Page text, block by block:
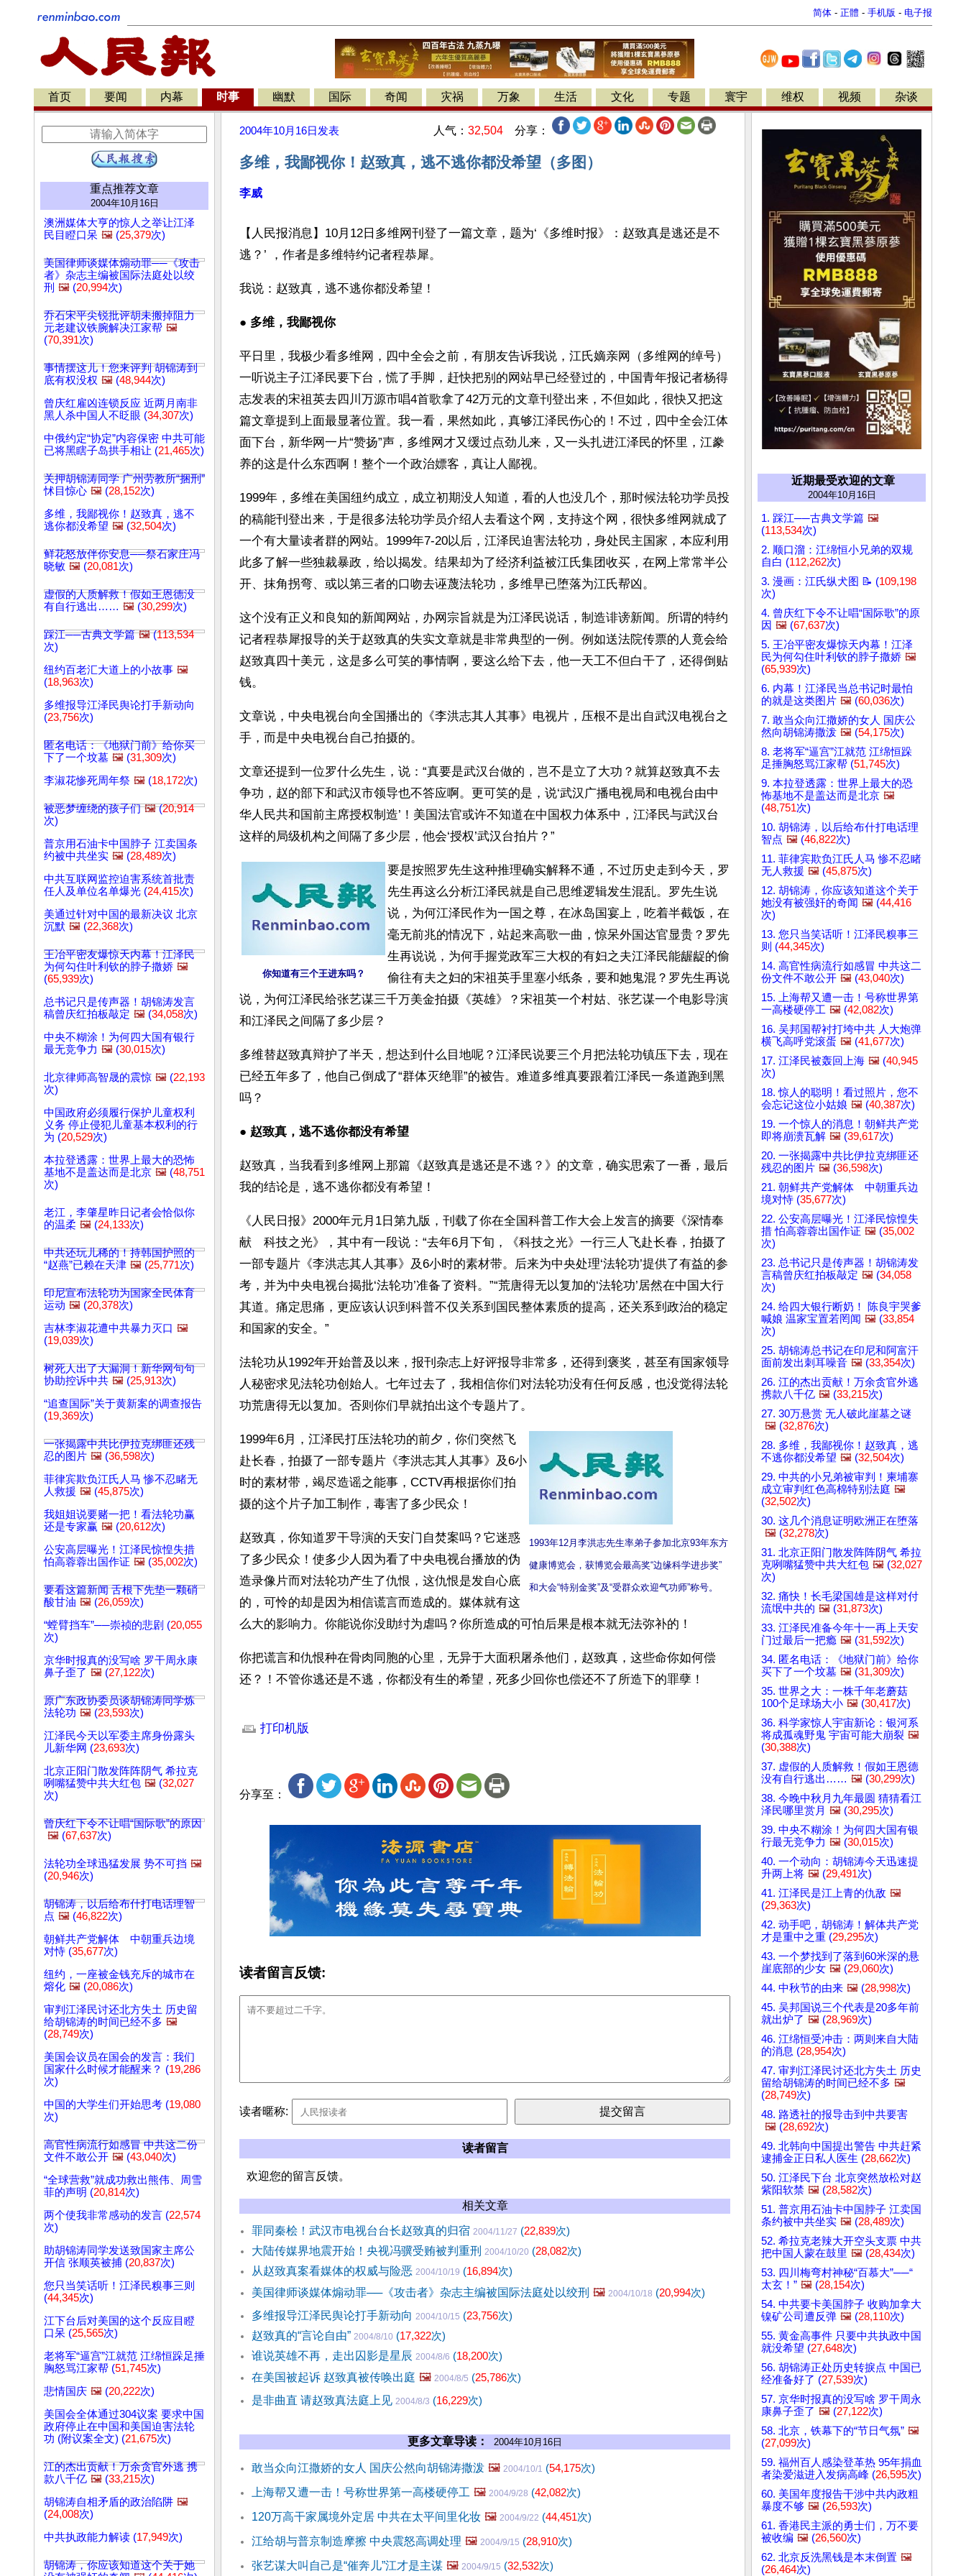
简体 - 正體 - 手机版 - 电子报
首页 要闻 内幕 时事 幽默 国际 奇闻 灾祸 万象 生活 文化 专题 寰宇 维权 视频 杂谈
重点推荐文章
2004年10月16日
澳洲媒体大亨的惊人之举让江泽
民目瞪口呆 🖼️ (25,379次)
美国律师谈媒体煽动罪──《攻击
者》杂志主编被国际法庭处以绞
刑 🖼️ (20,994次)
乔石宋平尖锐批评胡未搬掉阻力
元老建议铁腕解决江家帮 🖼️
(70,391次)
事情摆这儿！您来评判 胡锦涛到
底有权没权 🖼️ (48,944次)
曾庆红雇凶连锁反应 近两月南非
黑人杀中国人不眨眼 (34,307次)
中俄约定“协定”内容保密 中共可能
已将黑瞎子岛拱手相让 (21,465次)
关押胡锦涛同学 广州劳教所“捆刑”
怵目惊心 🖼️ (28,152次)
多维，我鄙视你！赵致真，逃不
逃你都没希望 🖼️ (32,504次)
鲜花怒放伴你安息──祭石家庄冯
晓敏 🖼️ (20,081次)
虚假的人质解救！假如王恩德没
有自行逃出…… 🖼️ (30,299次)
踩江──古典文学篇 🖼️(113,534
次)
纽约百老汇大道上的小故事 🖼️
(18,963次)
多维报导江泽民舆论打手新动向
(23,756次)
匿名电话：《地狱门前》给你买
下了一个坟墓 🖼️ (31,309次)
李淑花惨死周年祭 🖼️ (18,172次)
被恶梦缠绕的孩子们 🖼️(20,914
次)
普京用石油卡中国脖子 江卖国条
约被中共坐实 🖼️ (28,489次)
中共互联网监控迫害系统首批责
任人及单位名单爆光 (24,415次)
美通过针对中国的最新决议 北京
沉默 🖼️ (22,368次)
王冶平密友爆惊天内幕！江泽民
为何勾住叶利钦的脖子撒娇 🖼️
(65,939次)
总书记只是传声器！胡锦涛发言
稿曾庆红拍板敲定 🖼️ (34,058次)
中央不糊涂！为何四大国有银行
最无竞争力 🖼️ (30,015次)
北京律师高智晟的震惊 🖼️ (22,193
次)
中国政府必须履行保护儿童权利
义务 停止侵犯儿童基本权利的行
为 (20,529次)
本拉登透露：世界上最大的恐怖
基地不是盖达而是北京 🖼️ (48,751
次)
老江，李肇星昨日记者会恰似你
的温柔 🖼️ (24,133次)
中共还玩儿稀的！持韩国护照的
“赵燕”已赖在天津 🖼️ (25,771次)
印尼宣布法轮功为国家全民体育
运动 🖼️ (20,378次)
吉林李淑花遭中共暴力灭口 🖼️
(19,039次)
树死人出了大漏洞！新华网句句
协助控诉中共 🖼️ (25,913次)
“追查国际”关于黄新案的调查报告
(19,369次)
一张揭露中共比伊拉克绑匪还残
忍的图片 🖼️ (36,598次)
菲律宾欺负江氏人马 惨不忍睹无
人救援 🖼️ (45,875次)
我姐姐说要赌一把！看法轮功赢
还是专家赢 🖼️ (20,612次)
公安高层曝光！江泽民惊惶失措
怕高蓉蓉出国作证 🖼️ (35,002次)
要看这篇新闻 舌根下先垫一颗硝
酸甘油 🖼️ (26,059次)
“螳臂挡车”──崇祯的悲剧 (20,055
次)
京华时报真的没写啥 罗干周永康
鼻子歪了 🖼️ (27,122次)
原广东政协委员谈胡锦涛同学炼
法轮功 🖼️ (23,593次)
江泽民今天以军委主席身份露头
儿新华网 (23,693次)
北京正阳门散发阵阵阴气 希拉克
咧嘴猛赞中共大红包 🖼️ (32,027
次)
曾庆红下令不让唱“国际歌”的原因
🖼️ (67,637次)
法轮功全球迅猛发展 势不可挡 🖼️
(20,946次)
胡锦涛，以后给布什打电话理智
点 🖼️ (46,822次)
朝鲜共产党解体 中朝重兵边境
对恃 (35,677次)
纽约，一座被金钱充斥的城市在
熔化 🖼️ (20,086次)
审判江泽民讨还北方失土 历史留
给胡锦涛的时间已经不多 🖼️
(28,749次)
美国会议员在国会的发言：我们
国家什么时候才能醒来？ (19,286
次)
中国的大学生们开始思考 (19,080
次)
高官性病流行如感冒 中共这二份
文件不敢公开 🖼️ (43,040次)
“全球营救”就成功救出熊伟、周雪
菲的声明 (20,814次)
两个使我非常感动的发言 (22,574
次)
助胡锦涛同学发送致国家主席公
开信 张顺英被捕 (20,837次)
您只当笑话听！江泽民糗事三则
(44,345次)
江下台后对美国的这个反应目瞪
口呆 (25,565次)
老将军“逼宫”江就范 江绵恒跺足捶
胸怒骂江家帮 (51,745次)
悲情国庆 🖼️ (20,222次)
美国会全体通过304议案 要求中国
政府停止在中国和美国迫害法轮
功 (附议案全文) (21,675次)
江的杰出贡献！万余贪官外逃 携
款八千亿 🖼️ (33,215次)
胡锦涛自相矛盾的政治陷阱 🖼️
(24,008次)
中共执政能力解读 (17,949次)
胡锦涛，你应该知道这个关于她
2004年10月16日 发表 人气： 32,504 分享：
多维，我鄙视你！赵致真，逃不逃你都没希望（多图）
李威
【人民报消息】10月12日多维网刊登了一篇文章，题为‘《多维时报》：赵致真是逃还是不
逃？’ ，作者是多维特约记者程恭犀。
我说：赵致真，逃不逃你都没希望！
● 多维，我鄙视你
平日里，我极少看多维网，四中全会之前，有朋友告诉我说，江氏嫡亲网（多维网的绰号）
一听说主子江泽民要下台，慌了手脚，赶快把别的网站早已经登过的，中国青年报记者杨得
志发表的宋祖英去四川万源市唱4首歌拿了42万元的文章刊登出来，不但如此，很快又把这
篇文章提到上面最显著位置。我一看，果然如此，真够江泽民伤心的！不过，四中全会江体
面下台，新华网一片“赞扬”声，多维网才又缓过点劲儿来，又一头扎进江泽民的怀里，江豢
养的这是什么东西啊！整个一个政治嫖客，真让人鄙视。
1999年，多维在美国纽约成立，成立初期没人知道，看的人也没几个，那时候法轮功学员投
的稿能刊登出来，于是很多法轮功学员介绍人去看这个网，支持这个网，很快多维网就成了
一个有大量读者群的网站。1999年7-20以后，江泽民迫害法轮功，身处民主国家，本应利用
此多了解一些独裁暴政，给以揭发。结果却为了经济利益被江氏集团收买，在网上常常半公
开、抹角拐弯、或以第三者的口吻去诬蔑法轮功，多维早已堕落为江氏帮凶。
这个没有正义和良知的新闻网站，办网宗旨就是为江泽民说话，制造诽谤新闻。所谓的特约
记者程恭犀报导的关于赵致真的失实文章就是非常典型的一例。例如送法院传票的人竟会给
赵致真四十美元，这是多么可笑的事情啊，要这么给下去，他一天工不但白干了，还得倒贴
钱。
文章说，中央电视台向全国播出的《李洪志其人其事》电视片，压根不是出自武汉电视台之
手，而是中央电视台自己拍摄的。
文章还提到一位罗什么先生，说：“真要是武汉台做的，岂不是立了大功？就算赵致真不去
争功，赵的部下和武汉市领导也不答应啊。更可笑的是，说‘武汉广播电视局和电视台由中
华人民共和国前主席授权制造’！美国法官或许不知道在中国权力体系中，江泽民与武汉台
这样的局级机构之间隔了多少层，他会‘授权’武汉台拍片？”
你知道有三个王进东吗？
要是按照罗先生这种推理确实解释不通，不过历史走到今天，罗
先生再这么分析江泽民就是自己思维逻辑发生混乱。罗先生说
说，为何江泽民作为一国之尊，在冰岛国宴上，吃着半截饭，在
毫无前兆的情况下，站起来高歌一曲，惊呆外国达官显贵？罗先
生再说说，为何手握党政军三大权的有妇之夫江泽民能龌龊的偷
偷往有夫之妇的宋祖英手里塞小纸条，要和她鬼混？罗先生再说
说，为何江泽民给张艺谋三千万美金拍摄《英雄》？宋祖英一个村姑、张艺谋一个电影导演
和江泽民之间隔了多少层？
多维替赵致真辩护了半天，想达到什么目地呢？江泽民说要三个月把法轮功镇压下去，现在
已经五年多了，他自己倒成了“群体灭绝罪”的被告。难道多维真要跟着江泽民一条道跑到黑
吗？
● 赵致真，逃不逃你都没有希望
赵致真，当我看到多维网上那篇《赵致真是逃还是不逃？》的文章，确实思索了一番，最后
我的结论是，逃不逃你都没有希望！
《人民日报》2000年元月1日第九版，刊载了你在全国科普工作大会上发言的摘要《深情奉
献　科技之光》，其中有一段说：“去年6月下旬，《科技之光》一行三人飞赴长春，拍摄了
一部专题片《李洪志其人其事》及6小时的素材带。后来为中央处理‘法轮功’提供了有益的参
考，并为中央电视台揭批‘法轮功’准备了资料。”“荒唐得无以复加的‘法轮功’居然在中国大行
其道。痛定思痛，更应该认识到科普不仅关系到国民整体素质的提高，还关系到政治的稳定
和国家的安全。”
法轮功从1992年开始普及以来，报刊杂志上好评报导非常多，还得到褒奖，甚至有国家领导
人秘密求见法轮功创始人。七年过去了，我相信你们对法轮功没有任何反感，也没觉得法轮
功荒唐得无以复加。否则你们早就拍出这个专题片了。
1993年12月李洪志先生率弟子参加北京93年东方
健康博览会，获博览会最高奖“边缘科学进步奖”
和大会“特别金奖”及“受群众欢迎气功师”称号。
1999年6月，江泽民打压法轮功的前夕，你们突然飞
赴长春，拍摄了一部专题片《李洪志其人其事》及6小
时的素材带，竭尽造谣之能事，CCTV再根据你们拍
摄的这个片子加工制作，毒害了多少民众！
赵致真，你知道罗干导演的天安门自焚案吗？它迷惑
了多少民众！使多少人因为看了中央电视台播放的伪
造录像片而对法轮功产生了仇恨，这仇恨是发自心底
的，可怜的却是因为相信谎言而造成的。媒体就有这
么大的影响力。你能说你没助纣为虐吗？你所造成的可怕后果是根本就无法弥补的！
你把谎言和仇恨种在骨肉同胞的心里，无异于大面积屠杀他们，赵致真，这些命你如何偿
还？！不管你逃还是不逃，你都没有生的希望，死多少回你也偿还不了所造下的罪孽！
打印机版
分享至：
读者留言反馈:
读者暱称:
读者留言
欢迎您的留言反馈。
相关文章
罪同秦桧！武汉市电视台台长赵致真的归宿 2004/11/27 (22,839次)
大陆传媒界地震开始！央视冯骥受贿被判重刑 2004/10/20 (28,082次)
从赵致真案看媒体的权威与险恶 2004/10/19 (16,894次)
美国律师谈媒体煽动罪──《攻击者》杂志主编被国际法庭处以绞刑 🖼️ 2004/10/18 (20,994次)
多维报导江泽民舆论打手新动向 2004/10/15 (23,756次)
赵致真的“言论自由” 2004/8/10 (17,322次)
谁说英雄不再，走出囚影是星辰 2004/8/6 (18,200次)
在美国被起诉 赵致真被传唤出庭 🖼️ 2004/8/5 (25,786次)
是非曲直 请赵致真法庭上见 2004/8/3 (16,229次)
更多文章导读： 2004年10月16日
敢当众向江撒娇的女人 国庆公然向胡锦涛撒泼 🖼️ 2004/10/1 (54,175次)
上海帮又遭一击！号称世界第一高楼硬停工 🖼️ 2004/9/28 (42,082次)
120万高干家属境外定居 中共在太平间里化妆 🖼️ 2004/9/22 (44,451次)
江给胡与普京制造摩擦 中央震怒高调处理 🖼️ 2004/9/15 (28,910次)
张艺谋大叫自己是“催奔儿”江才是主谋 🖼️ 2004/9/15 (32,532次)
近期最受欢迎的文章
2004年10月16日
1. 踩江──古典文学篇 🖼️
(113,534次)
2. 顺口溜：江绵恒小兄弟的双规
自白 (112,262次)
3. 漫画：江氏纵犬图 📝 (109,198
次)
4. 曾庆红下令不让唱“国际歌”的原
因 🖼️ (67,637次)
5. 王冶平密友爆惊天内幕！江泽
民为何勾住叶利钦的脖子撒娇 🖼️
(65,939次)
6. 内幕！江泽民当总书记时最怕
的就是这类图片 🖼️ (60,036次)
7. 敢当众向江撒娇的女人 国庆公
然向胡锦涛撒泼 🖼️ (54,175次)
8. 老将军“逼宫”江就范 江绵恒跺
足捶胸怒骂江家帮 (51,745次)
9. 本拉登透露：世界上最大的恐
怖基地不是盖达而是北京 🖼️
(48,751次)
10. 胡锦涛，以后给布什打电话理
智点 🖼️ (46,822次)
11. 菲律宾欺负江氏人马 惨不忍睹
无人救援 🖼️ (45,875次)
12. 胡锦涛，你应该知道这个关于
她没有被强奸的奇闻 🖼️ (44,416
次)
13. 您只当笑话听！江泽民糗事三
则 (44,345次)
14. 高官性病流行如感冒 中共这二
份文件不敢公开 🖼️ (43,040次)
15. 上海帮又遭一击！号称世界第
一高楼硬停工 🖼️ (42,082次)
16. 吴邦国帮衬打垮中共 人大炮弹
横飞高呼党滚蛋 🖼️ (41,677次)
17. 江泽民被轰回上海 🖼️ (40,945
次)
18. 惊人的聪明！看过照片，您不
会忘记这位小姑娘 🖼️ (40,387次)
19. 一个惊人的消息！朝鲜共产党
即将崩溃瓦解 🖼️ (39,617次)
20. 一张揭露中共比伊拉克绑匪还
残忍的图片 🖼️ (36,598次)
21. 朝鲜共产党解体 中朝重兵边
境对恃 (35,677次)
22. 公安高层曝光！江泽民惊惶失
措 怕高蓉蓉出国作证 🖼️ (35,002
次)
23. 总书记只是传声器！胡锦涛发
言稿曾庆红拍板敲定 🖼️ (34,058
次)
24. 给四大银行断奶！ 陈良宇哭爹
喊娘 温家宝置若罔闻 🖼️ (33,854
次)
25. 胡锦涛总书记在印尼和阿富汗
面前发出刺耳噪音 🖼️ (33,354次)
26. 江的杰出贡献！万余贪官外逃
携款八千亿 🖼️ (33,215次)
27. 30万悬赏 无人破此崖墓之谜
🖼️ (32,876次)
28. 多维，我鄙视你！赵致真，逃
不逃你都没希望 🖼️ (32,504次)
29. 中共的小兄弟被审判！柬埔寨
成立审判红色高棉特别法庭 🖼️
(32,502次)
30. 这几个消息证明欧洲正在堕落
🖼️ (32,278次)
31. 北京正阳门散发阵阵阴气 希拉
克咧嘴猛赞中共大红包 🖼️ (32,027
次)
32. 痛快！长毛梁国雄是这样对付
流氓中共的 🖼️ (31,873次)
33. 江泽民准备今年十一再上天安
门过最后一把瘾 🖼️ (31,592次)
34. 匿名电话：《地狱门前》给你
买下了一个坟墓 🖼️ (31,309次)
35. 世界之大：一株千年老蘑菇
100个足球场大小 🖼️ (30,417次)
36. 科学家惊人宇宙新论：银河系
将成孤魂野鬼 宇宙可能大崩裂 🖼️
(30,388次)
37. 虚假的人质解救！假如王恩德
没有自行逃出…… 🖼️ (30,299次)
38. 今晚中秋月九年最圆 猜猜看江
泽民哪里赏月 🖼️ (30,295次)
39. 中央不糊涂！为何四大国有银
行最无竞争力 🖼️ (30,015次)
40. 一个动向：胡锦涛今天迅速提
升两上将 🖼️ (29,491次)
41. 江泽民是江上青的仇敌 🖼️
(29,363次)
42. 动手吧，胡锦涛！解体共产党
才是重中之重 (29,295次)
43. 一个梦找到了落到60米深的悬
崖底部的少女 🖼️ (29,060次)
44. 中秋节的由来 🖼️ (28,998次)
45. 吴邦国说三个代表是20多年前
就出炉了 🖼️ (28,969次)
46. 江绵恒受冲击：两则来自大陆
的消息 (28,954次)
47. 审判江泽民讨还北方失土 历史
留给胡锦涛的时间已经不多 🖼️
(28,749次)
48. 路透社的报导击到中共要害
🖼️ (28,692次)
49. 北韩向中国提出警告 中共赶紧
逮捕金正日私人医生 (28,662次)
50. 江泽民下台 北京突然放松对赵
紫阳软禁 🖼️ (28,582次)
51. 普京用石油卡中国脖子 江卖国
条约被中共坐实 🖼️ (28,489次)
52. 希拉克老辣大开空头支票 中共
把中国人蒙在鼓里 🖼️ (28,434次)
53. 四川梅弯村神秘“百慕大”──“
太玄！” 🖼️ (28,154次)
54. 中共要卡美国脖子 收购加拿大
镍矿公司遭反弹 🖼️ (28,110次)
55. 黄金高事件 只要中共执政中国
就没希望 (27,648次)
56. 胡锦涛正处历史转捩点 中国已
经准备好了 (27,539次)
57. 京华时报真的没写啥 罗干周永
康鼻子歪了 🖼️ (27,122次)
58. 北京，铁幕下的“节日气氛” 🖼️
(27,099次)
59. 福州百人感染登革热 95年捐血
者染爱滋进入发病高峰 (26,595次)
60. 美国年度报告干涉中共内政粗
暴度不够 🖼️ (26,593次)
61. 香港民主派的勇士们，万不要
被收编 🖼️ (26,560次)
62. 北京反洗黑钱是本末倒置 🖼️
(26,464次)